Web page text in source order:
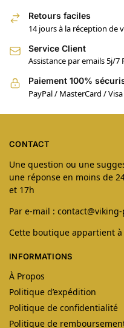
Retours faciles
14 jours à la réception de
Service Client
Assistance par emails 5j/7
Paiement 100%
PayPal / MasterCard / Visa
CONTACT
Une question ou une
une réponse en moins de
et 17h
Par e-mail :
Cette boutique appartient
INFORMATIONS
À Propos
Politique d’expédition
Politique de confidentialité
Politique de